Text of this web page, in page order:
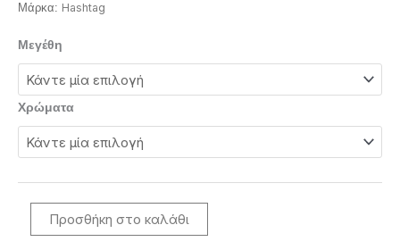
Μάρκα: Ηashtag
Μεγέθη
Χρώματα
Hashtag
0-
24Μηνών
Βρεφικό
3τμχ
MI271
Γκρι-
Λευκό
ποσότηταΠροσθήκη στο καλάθι